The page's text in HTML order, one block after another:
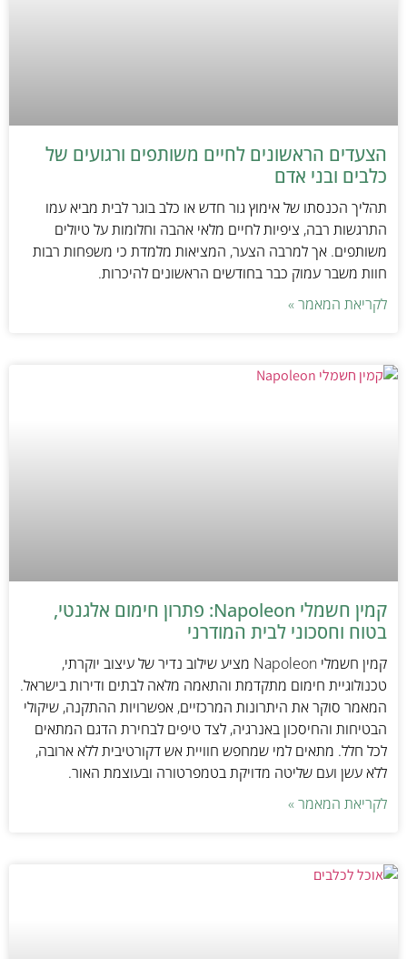
הצעדים הראשונים לחיים משותפים ורגועים של
כלבים ובני אדם
תהליך הכנסתו של אימוץ גור חדש או כלב בוגר לבית מביא עמו
התרגשות רבה, ציפיות לחיים מלאי אהבה וחלומות על טיולים
משותפים. אך למרבה הצער, המציאות מלמדת כי משפחות רבות
חוות משבר עמוק כבר בחודשים הראשונים להיכרות.
לקריאת המאמר »
קמין חשמלי Napoleon: פתרון חימום אלגנטי,
בטוח וחסכוני לבית המודרני
קמין חשמלי Napoleon מציע שילוב נדיר של עיצוב יוקרתי,
טכנולוגיית חימום מתקדמת והתאמה מלאה לבתים ודירות בישראל.
המאמר סוקר את היתרונות המרכזיים, אפשרויות ההתקנה, שיקולי
הבטיחות והחיסכון באנרגיה, לצד טיפים לבחירת הדגם המתאים
לכל חלל. מתאים למי שמחפש חוויית אש דקורטיבית ללא ארובה,
ללא עשן ועם שליטה מדויקת בטמפרטורה ובעוצמת האור.
לקריאת המאמר »